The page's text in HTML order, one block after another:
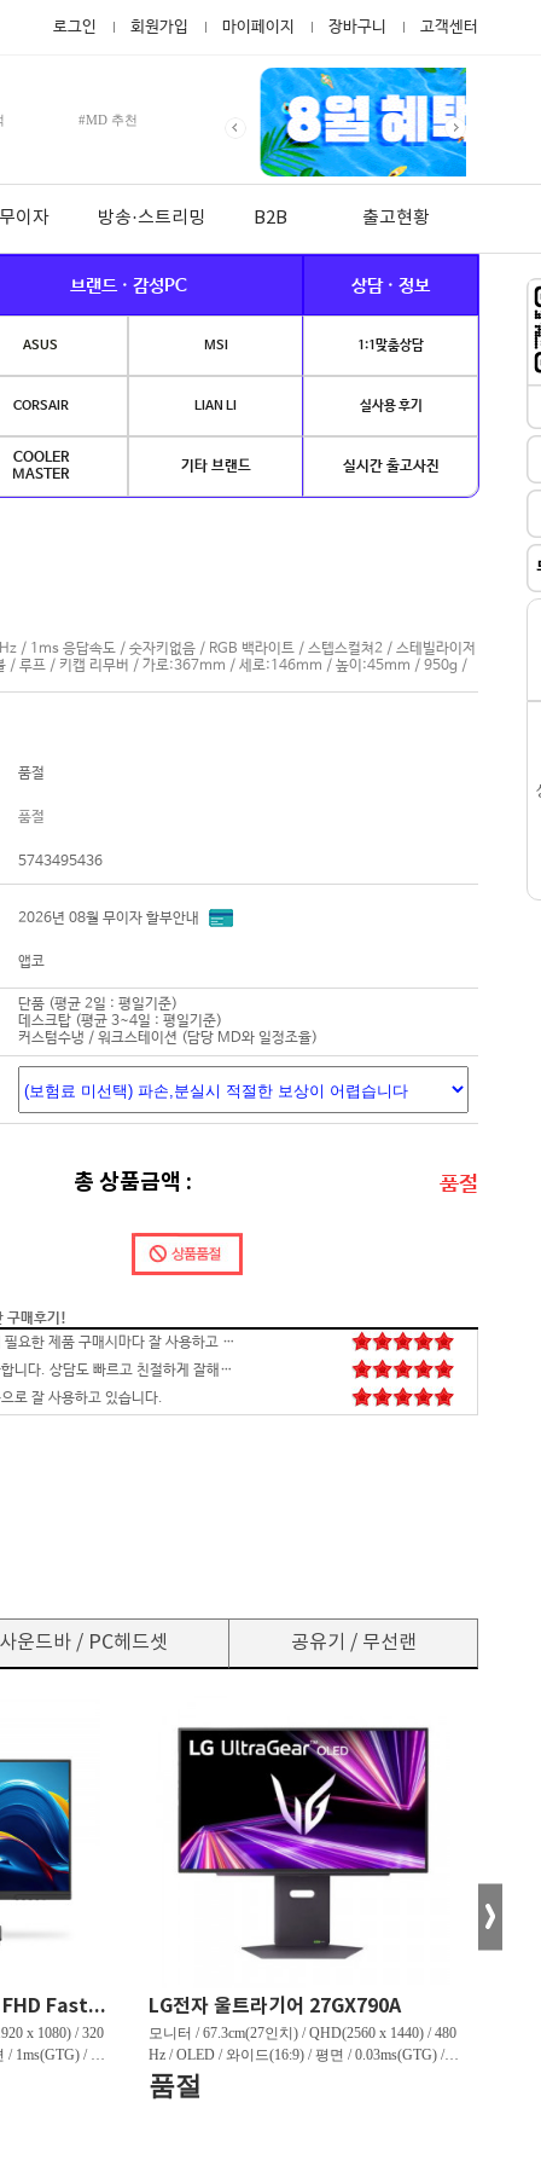
로그인 회원가입 마이페이지 장바구니 고객센터
#MD 추천
이자 방송·스트리밍 B2B 출고현황
브랜드 · 감성PC 상담 · 정보
ASUS MSI 1:1맞춤상담
CORSAIR LIAN LI 실사용 후기
COOLER
MASTER
기타 브랜드 실시간 출고사진
1ms 응답속도 / 숫자키없음 / RGB 백라이트 / 스텝스컬쳐2 / 스테빌라이저
/ 루프 / 키캡 리무버 / 가로:367mm / 세로:146mm / 높이:45mm / 950g /
품절
품절
5743495436
2026년 08월 무이자 할부안내
앱코
단품 (평균 2일 : 평일기준)
데스크탑 (평균 3~4일 : 평일기준)
커스텀수냉 / 워크스테이션 (담당 MD와 일정조율)
총 상품금액 : 품절
구매후기!
저희 회사에 필요한 제품 구매시마다 잘 사용하고 있습니다. 사양 대비 가격도 좋고 서비스도 훌륭하세요. 고장없이 잘 쓰고 있어서 다음 번 pc도 또 살 예정이에요. 앞으로도 잘 부탁드려요
일처리 깔끔합니다. 상담도 빠르고 친절하게 잘해주시네요 매우만족합니다~~~
로 잘 사용하고 있습니다.
사운드바 / PC헤드셋 공유기 / 무선랜
한성컴퓨터 TFG24F32P FHD Fast IPS 리얼 320 게이밍 무결점
x 1080) / 320
/ 1ms(GTG) / 45
하) / 3.1kg /
/ [게임특화]
보] / HDMI 2.0 /
LG전자 울트라기어 27GX790A
모니터 / 67.3cm(27인치) / QHD(2560 x 1440) / 480
Hz / OLED / 와이드(16:9) / 평면 / 0.03ms(GTG) / 1,
300nit / 1,500,000:1 / VESA TRUE BLACK 400 / 헤
드폰 아웃 / 피벗(회전) / 엘리베이션(높낮이) / 틸
품절